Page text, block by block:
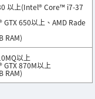
以上(Intel® Core™ i7-37
GTX 650以上、AMD Rade
RAM)
以上
GTX 870M以上
RAM)